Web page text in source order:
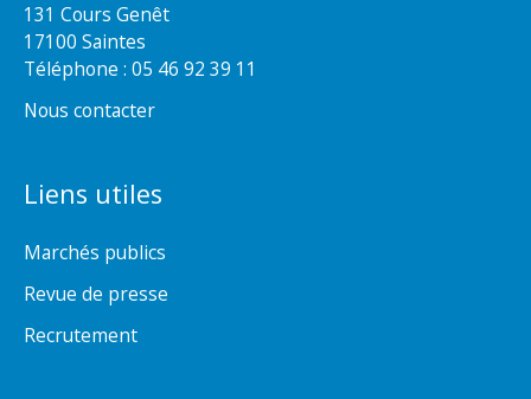
131 Cours Genêt
17100 Saintes
Téléphone : 05 46 92 39 11
Nous contacter
Liens utiles
Marchés publics
Revue de presse
Recrutement